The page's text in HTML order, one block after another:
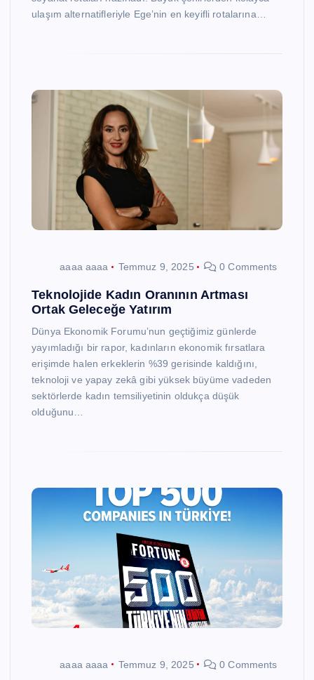
ulaşım alternatifleriyle Ege’nin en keyifli rotalarına…
aaaa aaaa Temmuz 9, 2025 0 Comments
Teknolojide Kadın Oranının Artması
Ortak Geleceğe Yatırım
Dünya Ekonomik Forumu’nun geçtiğimiz günlerde
yayımladığı bir rapor, kadınların ekonomik fırsatlara
erişimde halen erkeklerin %39 gerisinde kaldığını,
teknoloji ve yapay zekâ gibi yüksek büyüme vadeden
sektörlerde kadın temsiliyetinin oldukça düşük
olduğunu…
aaaa aaaa Temmuz 9, 2025 0 Comments